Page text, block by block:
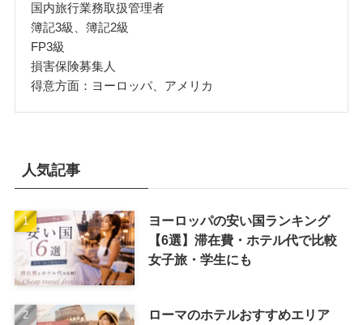
国内旅行業務取扱管理者
簿記3級、簿記2級
FP3級
損害保険募集人
得意方面：ヨーロッパ、アメリカ
人気記事
ヨーロッパの安い国ランキング
【6選】滞在費・ホテル代で比較
女子旅・学生にも
ローマのホテルおすすめエリア